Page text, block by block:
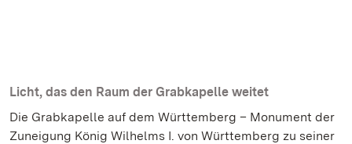
Licht, das den Raum der Grabkapelle weitet
Die Grabkapelle auf dem Württemberg – Monument der
Zuneigung König Wilhelms I. von Württemberg zu seiner